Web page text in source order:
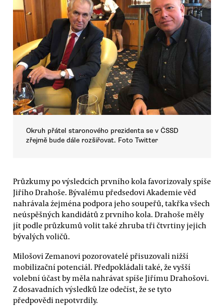
Okruh přátel staronového prezidenta se v ČSSD
zřejmě bude dále rozšiřovat. Foto Twitter
Průzkumy po výsledcích prvního kola favorizovaly spíše
Jiřího Drahoše. Bývalému předsedovi Akademie věd
nahrávala źejména podpora jeho soupeřů, takřka všech
neúspěšných kandidátů z prvního kola. Drahoše měly
jít podle průzkumů volit také zhruba tři čtvrtiny jejich
bývalých voličů.
Milošovi Zemanovi pozorovatelé přisuzovali nižší
mobilizační potenciál. Předpokládali také, že vyšší
volební účast by měla nahrávat spíše Jiřímu Drahošovi.
Z dosavadních výsledků lze odečíst, že se tyto
předpovědi nepotvrdily.